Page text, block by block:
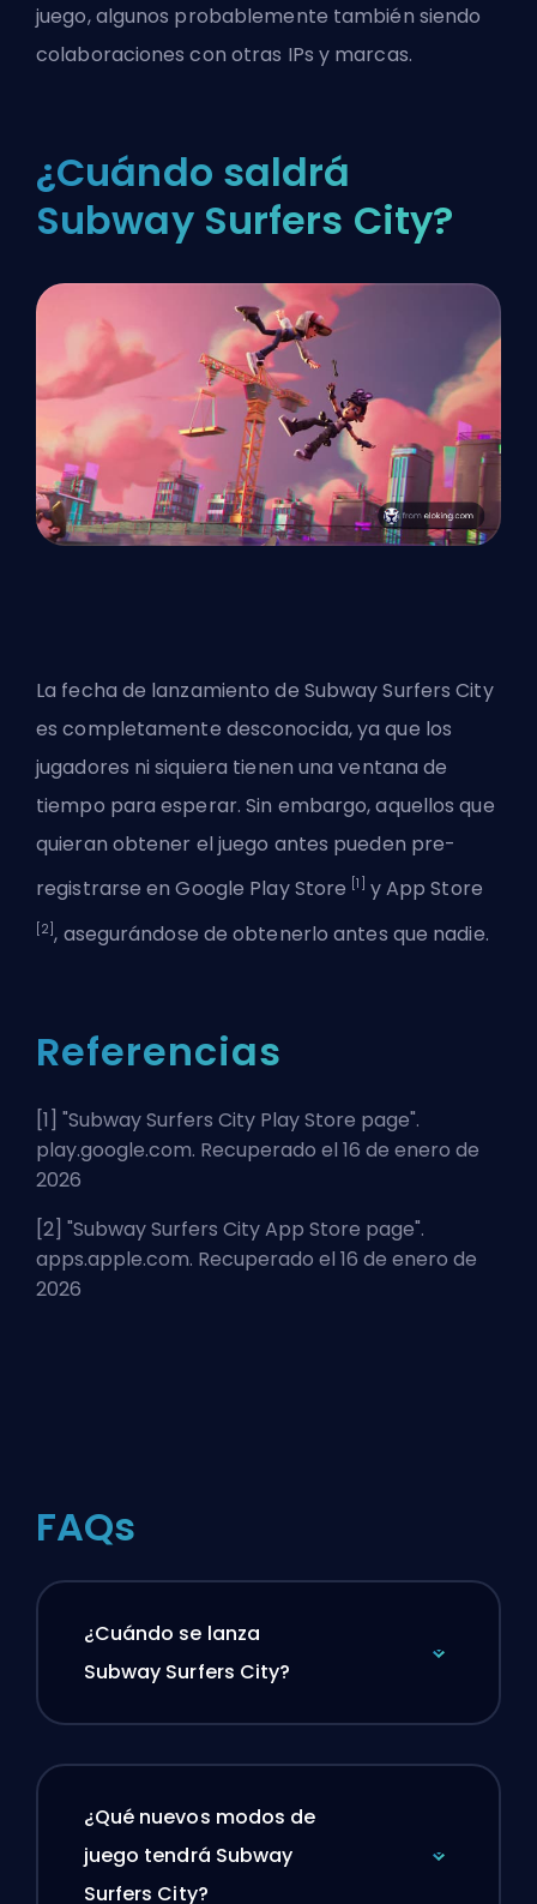
juego, algunos probablemente también siendo
colaboraciones con otras IPs y marcas.
¿Cuándo saldrá
Subway Surfers City?
La fecha de lanzamiento de Subway Surfers City
es completamente desconocida, ya que los
jugadores ni siquiera tienen una ventana de
tiempo para esperar. Sin embargo, aquellos que
quieran obtener el juego antes pueden pre-
registrarse en Google Play Store [1] y App Store
[2], asegurándose de obtenerlo antes que nadie.
Referencias
[1] "Subway Surfers City Play Store page".
play.google.com. Recuperado el 16 de enero de
2026
[2] "Subway Surfers City App Store page".
apps.apple.com. Recuperado el 16 de enero de
2026
FAQs
¿Cuándo se lanza
Subway Surfers City?
¿Qué nuevos modos de
juego tendrá Subway
Surfers City?